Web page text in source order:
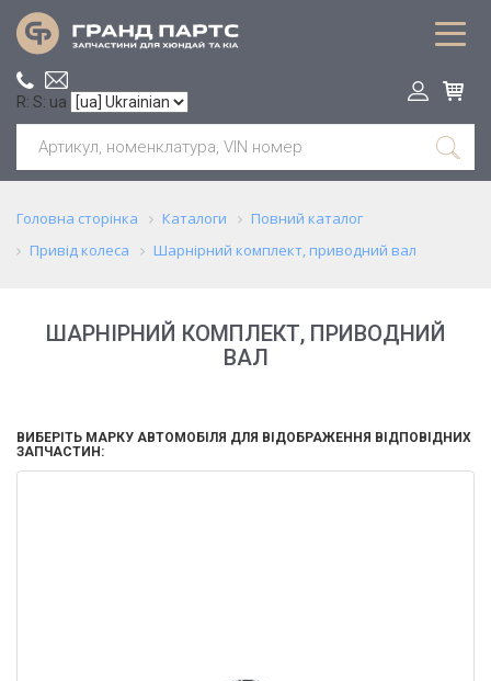
R: S: ua
Головна сторінка Каталоги
Повний каталог
Привід колеса
Шарнірний комплект, приводний вал
ШАРНІРНИЙ КОМПЛЕКТ, ПРИВОДНИЙ
ВАЛ
ВИБЕРІТЬ МАРКУ АВТОМОБІЛЯ ДЛЯ ВІДОБРАЖЕННЯ ВІДПОВІДНИХ
ЗАПЧАСТИН: